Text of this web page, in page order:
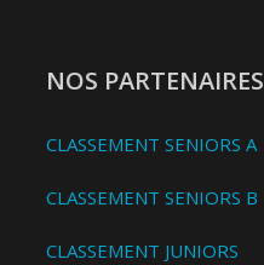
NOS PARTENAIRES
CLASSEMENT SENIORS A
CLASSEMENT SENIORS B
CLASSEMENT JUNIORS